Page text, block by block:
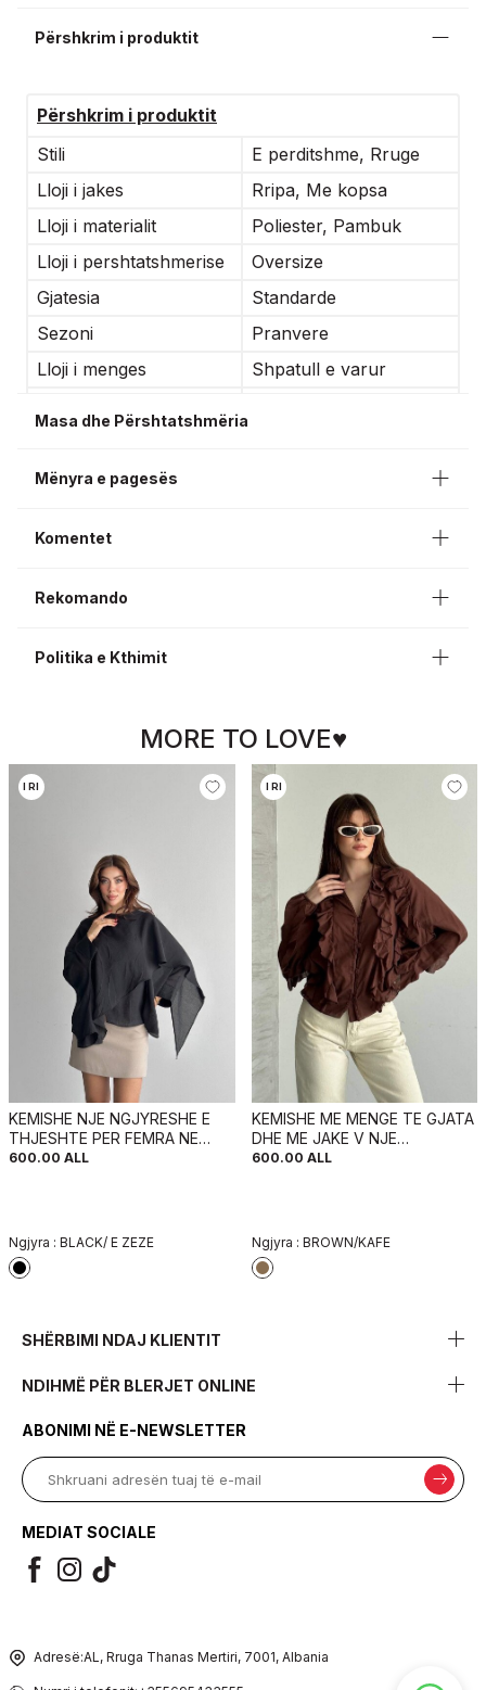
Përshkrim i produktit
Përshkrim i produktit
Stili
E perditshme, Rruge
Lloji i jakes
Rripa, Me kopsa
Lloji i materialit
Poliester, Pambuk
Lloji i pershtatshmerise
Oversize
Gjatesia
Standarde
Sezoni
Pranvere
Lloji i menges
Shpatull e varur
Masa dhe Përshtatshmëria
Mënyra e pagesës
Komentet
Rekomando
Politika e Kthimit
MORE TO LOVE♥
I RI
KEMISHE NJE NGJYRESHE E
THJESHTE PER FEMRA NE
NGJYRE TE ZEZE
600.00 ALL
Ngjyra : BLACK/ E ZEZE
I RI
KEMISHE ME MENGE TE GJATA
DHE ME JAKE V NJE
NGJYRESHE PER FEMRA NE
600.00 ALL
Ngjyra : BROWN/KAFE
SHËRBIMI NDAJ KLIENTIT
NDIHMË PËR BLERJET ONLINE
ABONIMI NË E-NEWSLETTER
MEDIAT SOCIALE
Adresë:AL, Rruga Thanas Mertiri, 7001, Albania